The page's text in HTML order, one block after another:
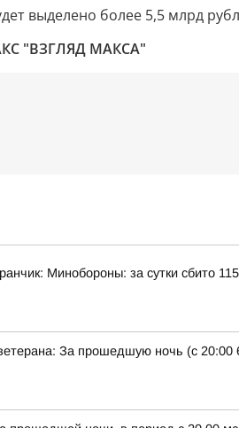
выделено более 5,5 млрд
"ВЗГЛЯД МАКСА"
Минобороны: за сутки сбито
За прошедшую ночь (с 20:00